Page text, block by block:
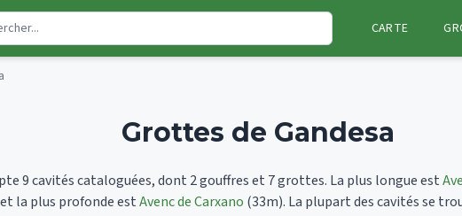
CARTE
Grottes de Gandesa
9 cavités cataloguées, dont 2 gouffres et 7 grottes. La plus longue est
et la plus profonde estAvenc de Carxano (33m). La plupart des cavités se